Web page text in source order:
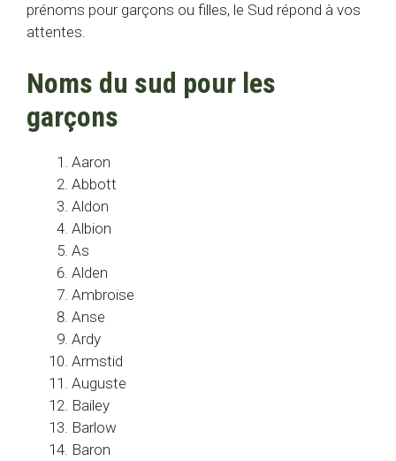
prénoms pour garçons ou filles, le Sud répond à vos
attentes.
Noms du sud pour les
garçons
Aaron
Abbott
Aldon
Albion
As
Alden
Ambroise
Anse
Ardy
Armstid
Auguste
Bailey
Barlow
Baron